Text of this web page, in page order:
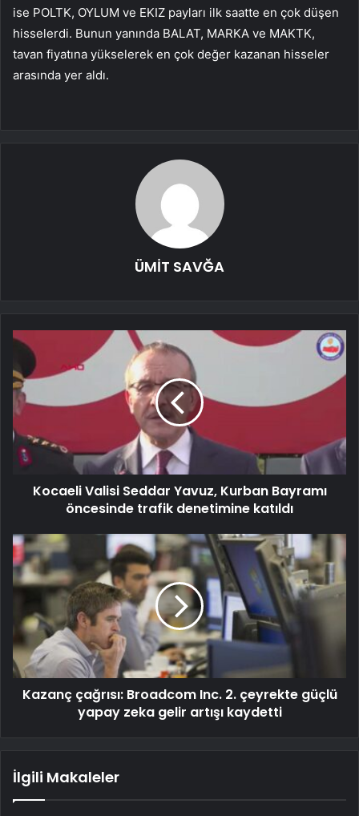
ise POLTK, OYLUM ve EKIZ payları ilk saatte en çok düşen
hisselerdi. Bunun yanında BALAT, MARKA ve MAKTK,
tavan fiyatına yükselerek en çok değer kazanan hisseler
arasında yer aldı.
ÜMİT SAVĞA
Kocaeli Valisi Seddar Yavuz, Kurban Bayramı
öncesinde trafik denetimine katıldı
Kazanç çağrısı: Broadcom Inc. 2. çeyrekte güçlü
yapay zeka gelir artışı kaydetti
İlgili Makaleler